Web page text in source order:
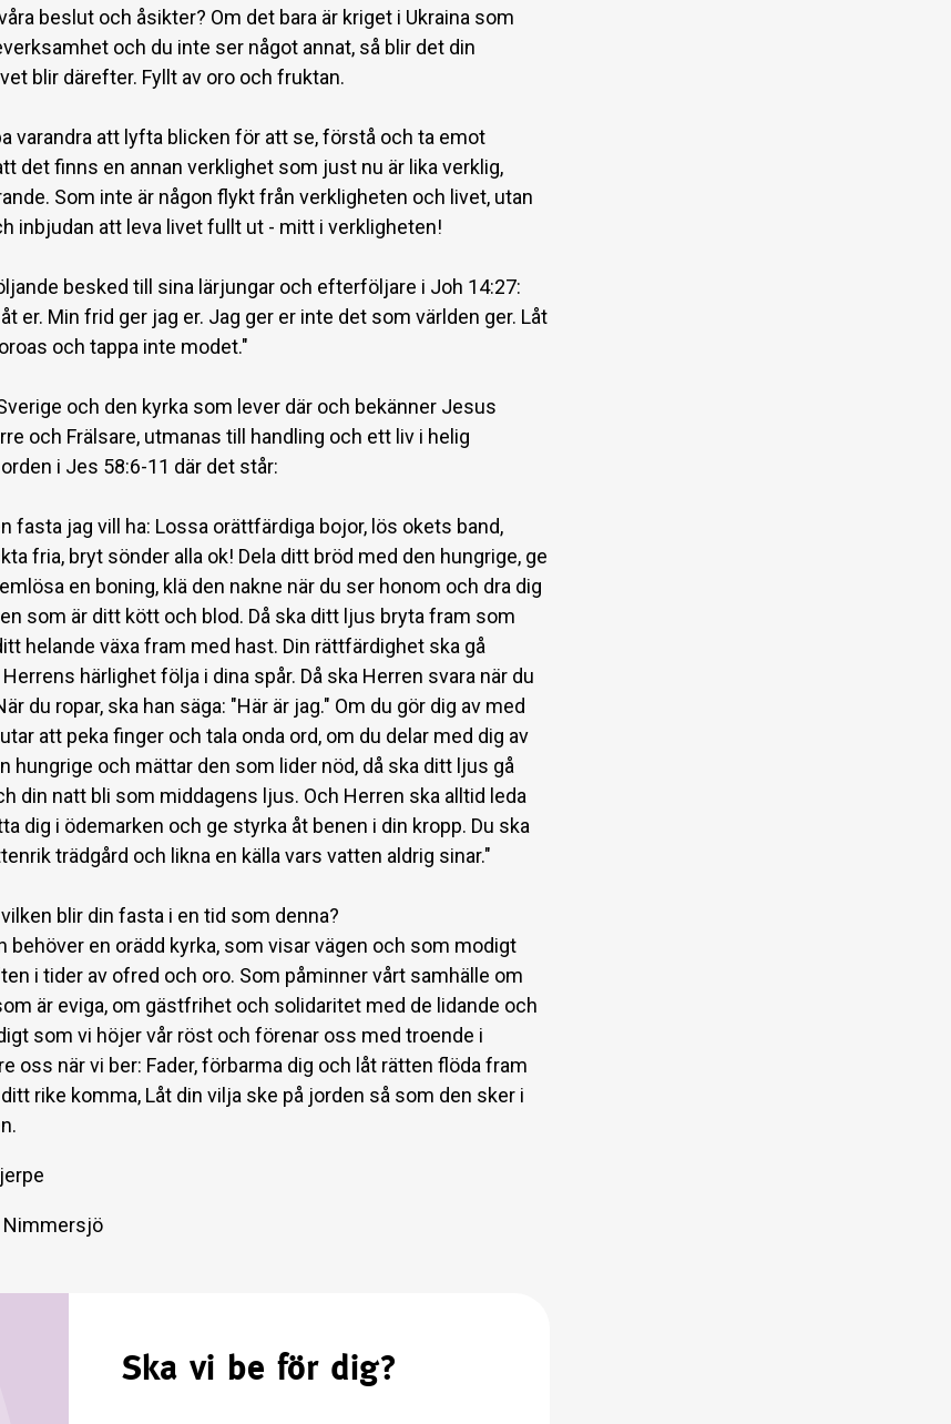
beslut och åsikter? Om det bara är kriget i Ukraina som
och du inte ser något annat, så blir det din
blir därefter. Fyllt av oro och fruktan.
varandra att lyfta blicken för att se, förstå och ta emot
det finns en annan verklighet som just nu är lika verklig,
Som inte är någon flykt från verkligheten och livet, utan
inbjudan att leva livet fullt ut - mitt i verkligheten!
besked till sina lärjungar och efterföljare i Joh 14:27:
er. Min frid ger jag er. Jag ger er inte det som världen ger. Låt
och tappa inte modet."
och den kyrka som lever där och bekänner Jesus
och Frälsare, utmanas till handling och ett liv i helig
i Jes 58:6-11 där det står:
fasta jag vill ha: Lossa orättfärdiga bojor, lös okets band,
fria, bryt sönder alla ok! Dela ditt bröd med den hungrige, ge
en boning, klä den nakne när du ser honom och dra dig
som är ditt kött och blod. Då ska ditt ljus bryta fram som
helande växa fram med hast. Din rättfärdighet ska gå
härlighet följa i dina spår. Då ska Herren svara när du
du ropar, ska han säga: "Här är jag." Om du gör dig av med
att peka finger och tala onda ord, om du delar med dig av
hungrige och mättar den som lider nöd, då ska ditt ljus gå
din natt bli som middagens ljus. Och Herren ska alltid leda
dig i ödemarken och ge styrka åt benen i din kropp. Du ska
trädgård och likna en källa vars vatten aldrig sinar."
blir din fasta i en tid som denna?
behöver en orädd kyrka, som visar vägen och som modigt
i tider av ofred och oro. Som påminner vårt samhälle om
är eviga, om gästfrihet och solidaritet med de lidande och
som vi höjer vår röst och förenar oss med troende i
oss när vi ber: Fader, förbarma dig och låt rätten flöda fram
rike komma, Låt din vilja ske på jorden så som den sker i
Nimmersjö
Ska vi be för dig?